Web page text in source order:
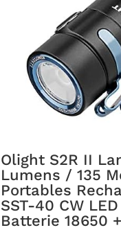
Olight S2R II
Lumens / 135
Portables
SST-40 CW
Batterie 18650